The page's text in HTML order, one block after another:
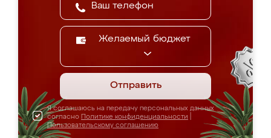
Желаемый бюджет
Отправить
Я соглашаюсь на передачу персональных данных
согласно Политике конфиденциальности
Пользовательскому соглашению